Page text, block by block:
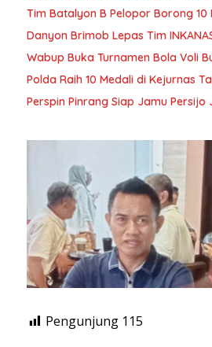
Tim Batalyon B Pelopor Borong
Danyon Brimob Lepas Tim
Wabup Buka Turnamen Bola Voli
Polda Raih 10 Medali di Kejurnas
Perspin Pinrang Siap Jamu Persijo
Pengunjung 115